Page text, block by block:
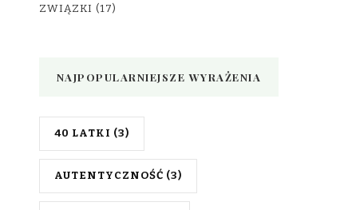
ZWIĄZKI (17)
NAJPOPULARNIEJSZE WYRAŻENIA
40 LATKI (3)
AUTENTYCZNOŚĆ (3)